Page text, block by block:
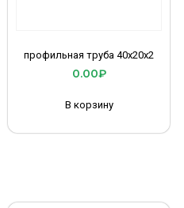
профильная труба 40х20х2
0.00₽
В корзину